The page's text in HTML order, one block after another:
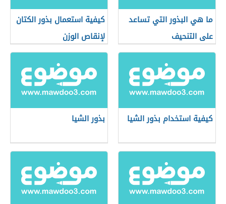
ما هي البذور التي تساعد
على التنحيف
كيفية استعمال بذور الكتان
لإنقاص الوزن
كيفية استخدام بذور الشيا بذور الشيا